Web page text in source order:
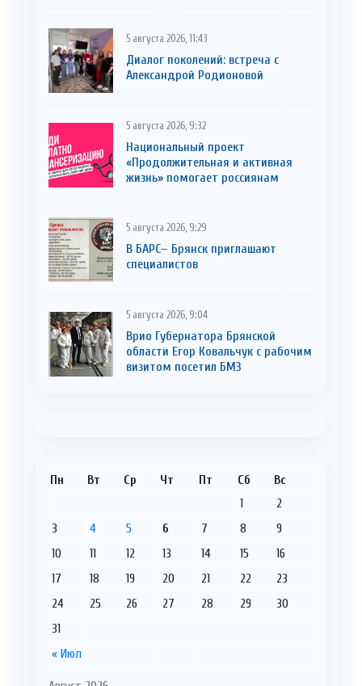
5 августа 2026, 11:43
Диалог поколений: встреча с
Александрой Родионовой
5 августа 2026, 9:32
Национальный проект
«Продолжительная и активная
жизнь» помогает россиянам
5 августа 2026, 9:29
В БАРС– Брянcк приглaшают
cпециaлистoв
5 августа 2026, 9:04
Врио Губернатора Брянской
области Егор Ковальчук с рабочим
визитом посетил БМЗ
Пн Вт Ср Чт Пт Сб Вс
« Июл
1
2
3
4 5 6 7 8
9
10
11 12 13 14 15
16
17
18 19 20 21 22
23
24
25 26 27 28 29
30
31